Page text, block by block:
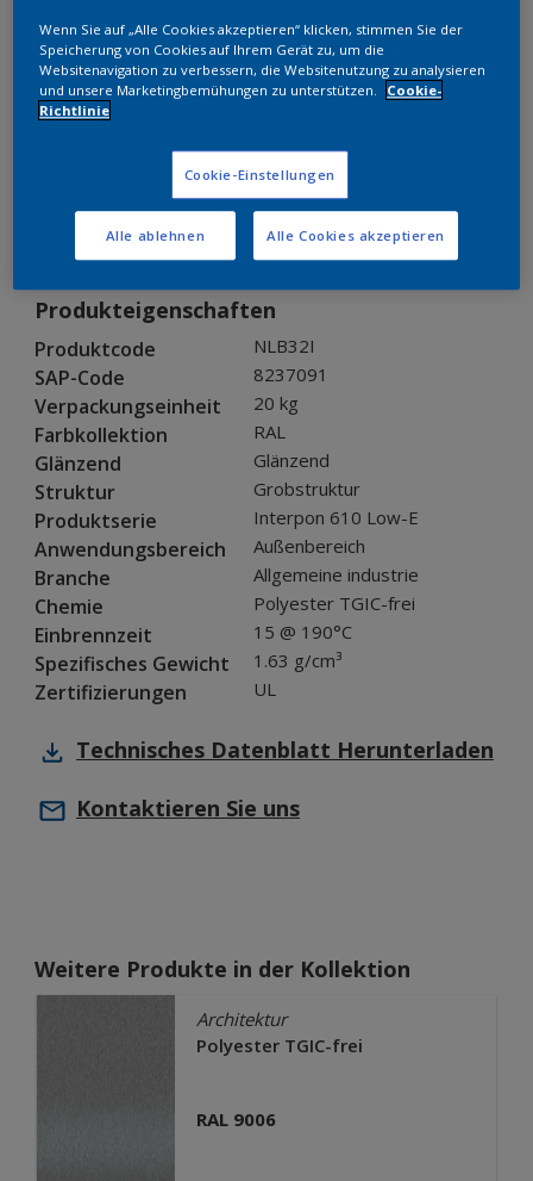
RAL 7032
NLB32I
Muster bestellen
Bestellen Sie direkt im Webshop
Produkteigenschaften
Produktcode NLB32I
SAP-Code 8237091
Verpackungseinheit 20 kg
Farbkollektion RAL
Glänzend Glänzend
Struktur Grobstruktur
Produktserie Interpon 610 Low-E
Anwendungsbereich Außenbereich
Branche Allgemeine industrie
Chemie Polyester TGIC-frei
Einbrennzeit 15 @ 190°C
Spezifisches Gewicht 1.63 g/cm³
Zertifizierungen UL
Technisches Datenblatt Herunterladen
Kontaktieren Sie uns
Weitere Produkte in der Kollektion
Architektur
Polyester TGIC-frei
RAL 9006
Wenn Sie auf „Alle Cookies akzeptieren“ klicken, stimmen Sie der
Speicherung von Cookies auf Ihrem Gerät zu, um die
Websitenavigation zu verbessern, die Websitenutzung zu analysieren
und unsere Marketingbemühungen zu unterstützen.
Cookie-
Richtlinie
Cookie-Einstellungen
Alle ablehnen Alle Cookies akzeptieren